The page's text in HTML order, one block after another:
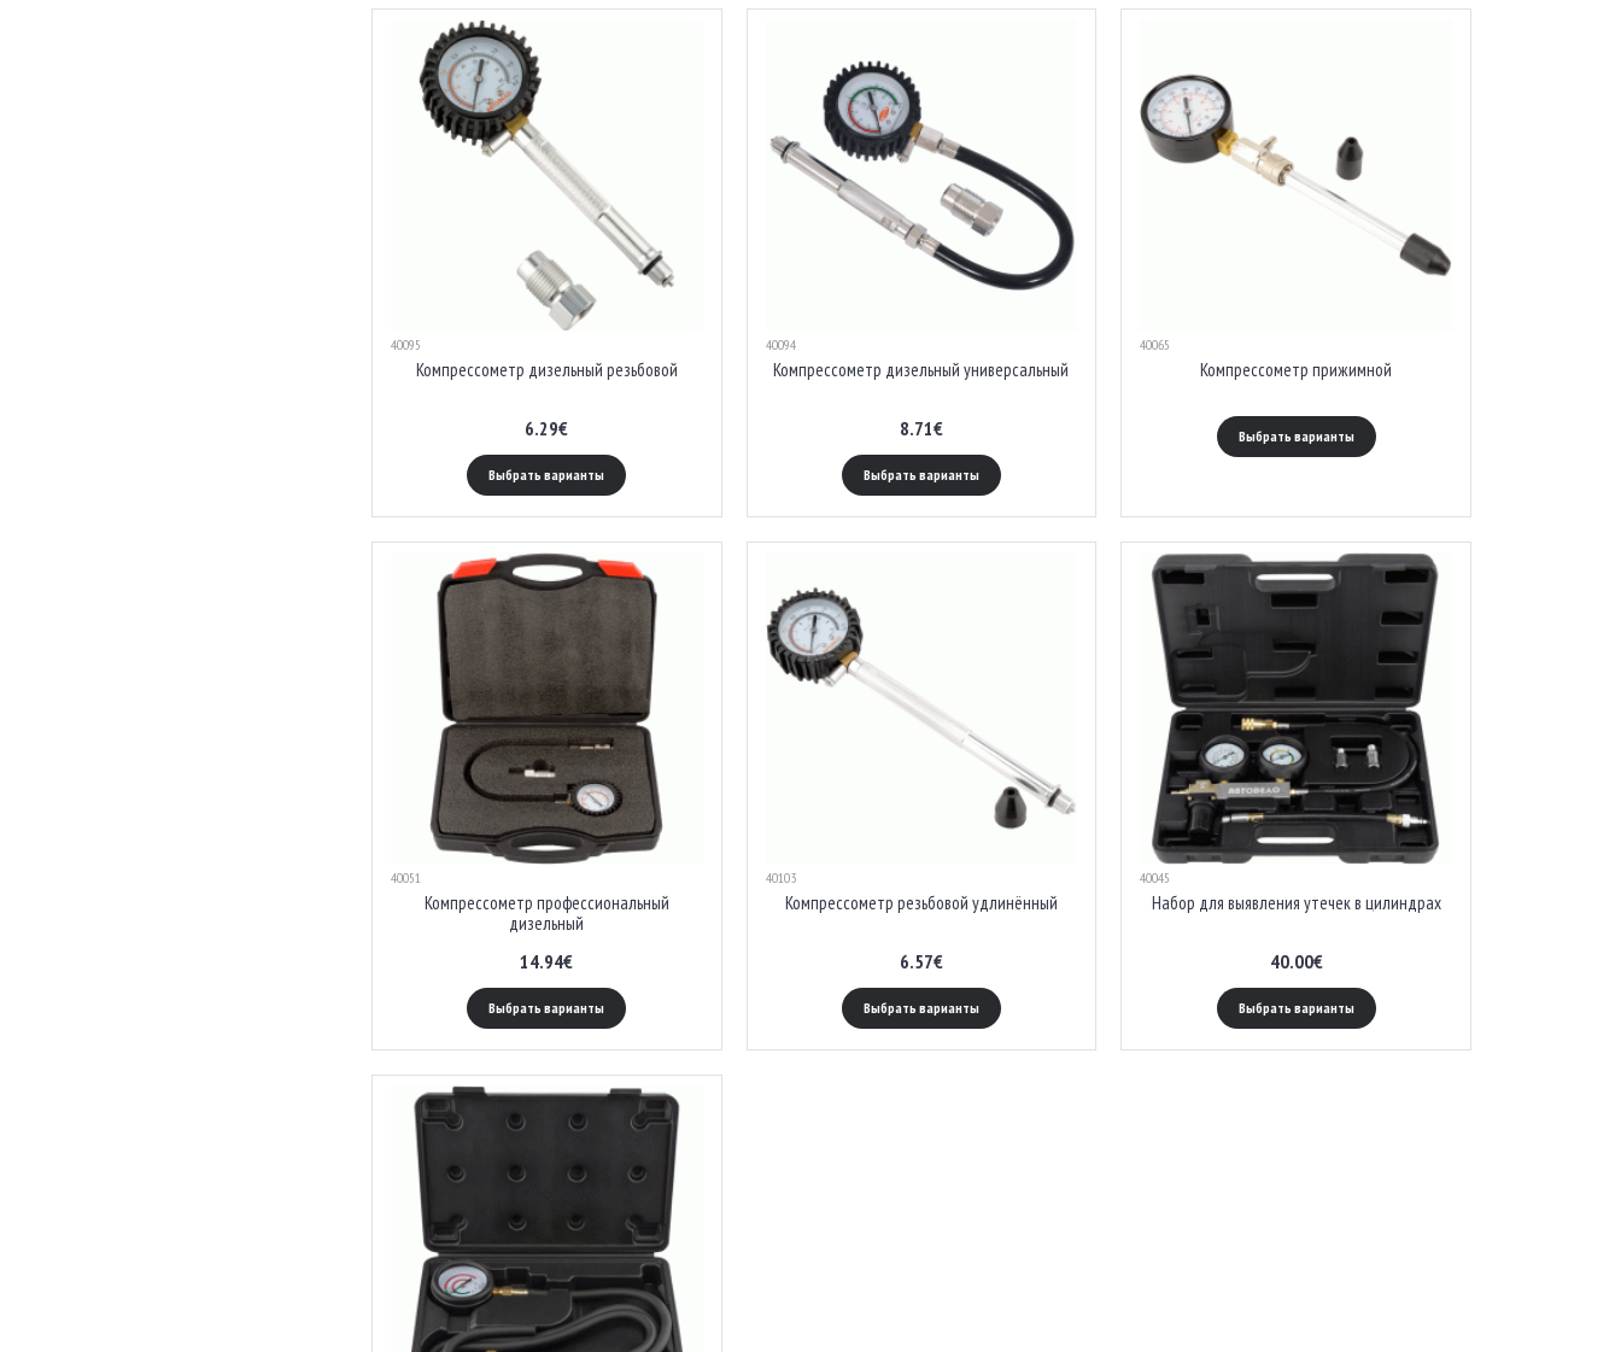
40095
Компрессометр дизельный резьбовой
6.29€
Выбрать варианты
40094
Компрессометр дизельный универсальный
8.71€
Выбрать варианты
40065
Компрессометр прижимной
Выбрать варианты
40051
Компрессометр профессиональный
дизельный
14.94€
Выбрать варианты
40103
Компрессометр резьбовой удлинённый
6.57€
Выбрать варианты
40045
Набор для выявления утечек в цилиндрах
40.00€
Выбрать варианты